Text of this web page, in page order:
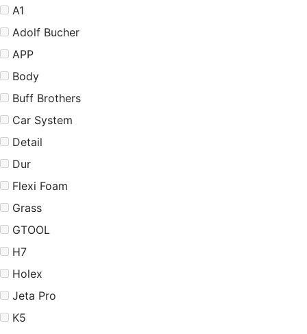
A1
Adolf Bucher
APP
Body
Buff Brothers
Car System
Detail
Dur
Flexi Foam
Grass
GTOOL
H7
Holex
Jeta Pro
K5